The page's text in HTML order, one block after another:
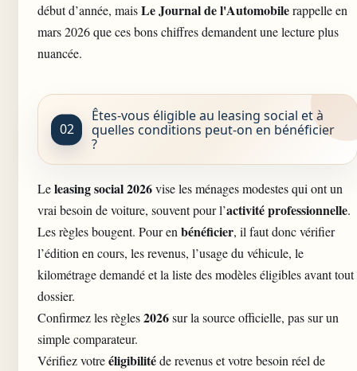
début d’année, maisLe Journal de l'Automobilerappelle en
mars 2026 que ces bons chiffres demandent une lecture plus
nuancée.
Êtes-vous éligible au leasing social et à
quelles conditions peut-on en bénéficier
?
Leleasing social 2026vise les ménages modestes qui ont un
vrai besoin de voiture, souvent pour l’activité professionnelle.
Les règles bougent. Pour enbénéficier, il faut donc vérifier
l’édition en cours, les revenus, l’usage du véhicule, le
kilométrage demandé et la liste des modèles éligibles avant tout
dossier.
Confirmez les règles2026sur la source officielle, pas sur un
simple comparateur.
Vérifiez votreéligibilitéde revenus et votre besoin réel de